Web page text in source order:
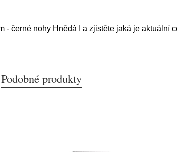
- černé nohy Hnědá I a zjistěte jaká je aktuální
Podobné produkty